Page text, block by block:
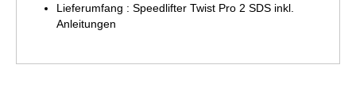
Lieferumfang : Speedlifter Twist Pro 2 SDS inkl.
Anleitungen